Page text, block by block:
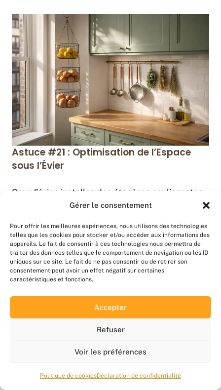
Gérer le consentement
Pour offrir les meilleures expériences, nous utilisons des technologies
telles que les cookies pour stocker et/ou accéder aux informations des
appareils. Le fait de consentir à ces technologies nous permettra de
traiter des données telles que le comportement de navigation ou les ID
uniques sur ce site. Le fait de ne pas consentir ou de retirer son
consentement peut avoir un effet négatif sur certaines
caractéristiques et fonctions.
Accepter
Refuser
Voir les préférences
Politique de cookiesDéclaration de confidentialité
Astuce #21 : Optimisation de l’Espace
sous l’Évier
Sous l’évier, installez des étagères coulissantes
ou des tiroirs qui contournent la tuyauterie.
éponges, un crochet pour suspendre les gants,
une barre pour accrocher les chiffons.
Idées de Rangement pour Grande Cuisine
Une grande cuisine appelle une organisation
différente. L’enjeu n’est plus de gagner de la
place, mais de créer des
Rangement Intégré